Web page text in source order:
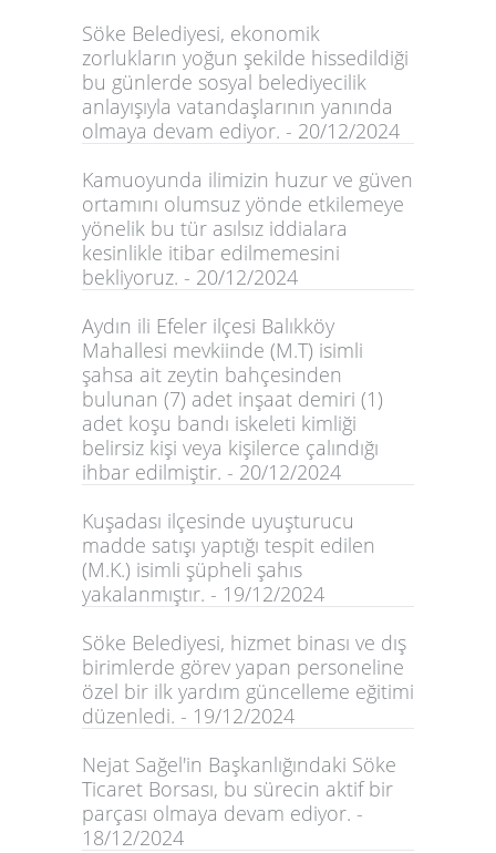
Söke Belediyesi, ekonomik
zorlukların yoğun şekilde hissedildiği
bu günlerde sosyal belediyecilik
anlayışıyla vatandaşlarının yanında
olmaya devam ediyor. - 20/12/2024
Kamuoyunda ilimizin huzur ve güven
ortamını olumsuz yönde etkilemeye
yönelik bu tür asılsız iddialara
kesinlikle itibar edilmemesini
bekliyoruz. - 20/12/2024
Aydın ili Efeler ilçesi Balıkköy
Mahallesi mevkiinde (M.T) isimli
şahsa ait zeytin bahçesinden
bulunan (7) adet inşaat demiri (1)
adet koşu bandı iskeleti kimliği
belirsiz kişi veya kişilerce çalındığı
ihbar edilmiştir. - 20/12/2024
Kuşadası ilçesinde uyuşturucu
madde satışı yaptığı tespit edilen
(M.K.) isimli şüpheli şahıs
yakalanmıştır. - 19/12/2024
Söke Belediyesi, hizmet binası ve dış
birimlerde görev yapan personeline
özel bir ilk yardım güncelleme eğitimi
düzenledi. - 19/12/2024
Nejat Sağel'in Başkanlığındaki Söke
Ticaret Borsası, bu sürecin aktif bir
parçası olmaya devam ediyor. -
18/12/2024